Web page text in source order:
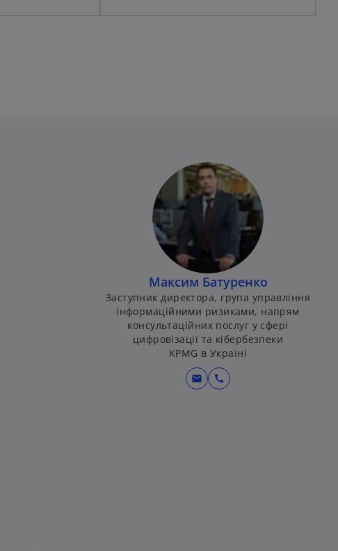
Максим Батуренко
Заступник директора, група управління
інформаційними ризиками, напрям
консультаційних послуг у сфері
цифровізації та кібербезпеки
KPMG в Україні
mail call